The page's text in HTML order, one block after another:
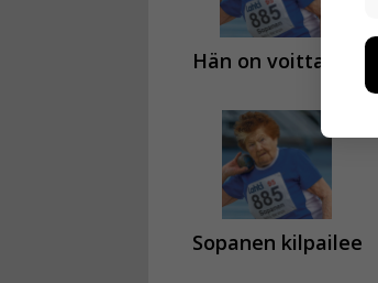
Hän on voittanut
Sopanen kilpailee